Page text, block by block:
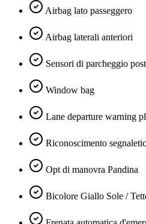
Airbag lato passeggero
Airbag laterali anteriori
Sensori di parcheggio
Window bag
Lane departure warning
Riconoscimento
Opt di manovra Pandina
Bicolore Giallo Sole /